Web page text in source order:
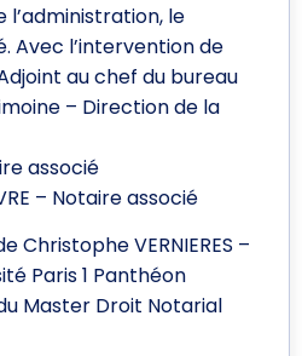
l’administration, le
Avec l’intervention de
au chef du bureau
– Direction de la
associé
– Notaire associé
Christophe VERNIERES –
Paris 1 Panthéon
Master Droit Notarial